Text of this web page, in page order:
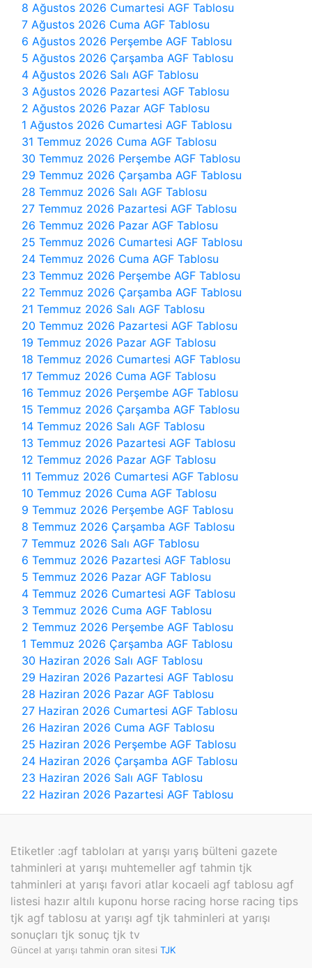
8 Ağustos 2026 Cumartesi AGF Tablosu
7 Ağustos 2026 Cuma AGF Tablosu
6 Ağustos 2026 Perşembe AGF Tablosu
5 Ağustos 2026 Çarşamba AGF Tablosu
4 Ağustos 2026 Salı AGF Tablosu
3 Ağustos 2026 Pazartesi AGF Tablosu
2 Ağustos 2026 Pazar AGF Tablosu
1 Ağustos 2026 Cumartesi AGF Tablosu
31 Temmuz 2026 Cuma AGF Tablosu
30 Temmuz 2026 Perşembe AGF Tablosu
29 Temmuz 2026 Çarşamba AGF Tablosu
28 Temmuz 2026 Salı AGF Tablosu
27 Temmuz 2026 Pazartesi AGF Tablosu
26 Temmuz 2026 Pazar AGF Tablosu
25 Temmuz 2026 Cumartesi AGF Tablosu
24 Temmuz 2026 Cuma AGF Tablosu
23 Temmuz 2026 Perşembe AGF Tablosu
22 Temmuz 2026 Çarşamba AGF Tablosu
21 Temmuz 2026 Salı AGF Tablosu
20 Temmuz 2026 Pazartesi AGF Tablosu
19 Temmuz 2026 Pazar AGF Tablosu
18 Temmuz 2026 Cumartesi AGF Tablosu
17 Temmuz 2026 Cuma AGF Tablosu
16 Temmuz 2026 Perşembe AGF Tablosu
15 Temmuz 2026 Çarşamba AGF Tablosu
14 Temmuz 2026 Salı AGF Tablosu
13 Temmuz 2026 Pazartesi AGF Tablosu
12 Temmuz 2026 Pazar AGF Tablosu
11 Temmuz 2026 Cumartesi AGF Tablosu
10 Temmuz 2026 Cuma AGF Tablosu
9 Temmuz 2026 Perşembe AGF Tablosu
8 Temmuz 2026 Çarşamba AGF Tablosu
7 Temmuz 2026 Salı AGF Tablosu
6 Temmuz 2026 Pazartesi AGF Tablosu
5 Temmuz 2026 Pazar AGF Tablosu
4 Temmuz 2026 Cumartesi AGF Tablosu
3 Temmuz 2026 Cuma AGF Tablosu
2 Temmuz 2026 Perşembe AGF Tablosu
1 Temmuz 2026 Çarşamba AGF Tablosu
30 Haziran 2026 Salı AGF Tablosu
29 Haziran 2026 Pazartesi AGF Tablosu
28 Haziran 2026 Pazar AGF Tablosu
27 Haziran 2026 Cumartesi AGF Tablosu
26 Haziran 2026 Cuma AGF Tablosu
25 Haziran 2026 Perşembe AGF Tablosu
24 Haziran 2026 Çarşamba AGF Tablosu
23 Haziran 2026 Salı AGF Tablosu
22 Haziran 2026 Pazartesi AGF Tablosu
Etiketler :agf tabloları at yarışı yarış bülteni gazete
tahminleri at yarışı muhtemeller agf tahmin tjk
tahminleri at yarışı favori atlar kocaeli agf tablosu agf
listesi hazır altılı kuponu horse racing horse racing tips
tjk agf tablosu at yarışı agf tjk tahminleri at yarışı
sonuçları tjk sonuç tjk tv
Güncel at yarışı tahmin oran sitesi TJK